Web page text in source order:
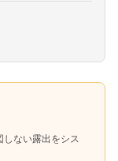
しない露出をシス